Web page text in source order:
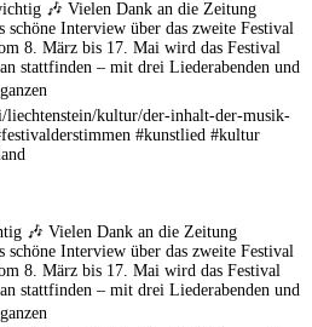
🎶 Vielen Dank an die Zeitung
schöne Interview über das zweite Festival
8. März bis 17. Mai wird das Festival
stattfinden – mit drei Liederabenden und